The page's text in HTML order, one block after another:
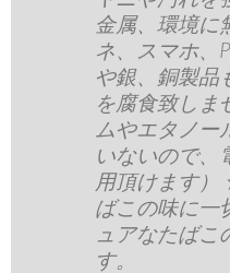
金属、環境
ネ、スマホ、
や銀、銅製品
を腐食致しま
ムやエタノー
いないので、
用頂けます
ばこの味に一
ュアなたばこ
す。